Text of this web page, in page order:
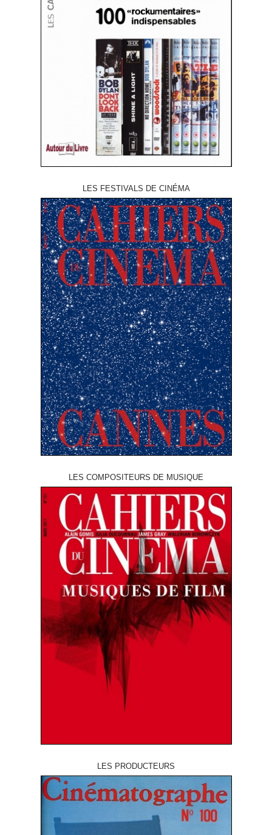
LES FESTIVALS DE CINÉMA
LES COMPOSITEURS DE MUSIQUE
LES PRODUCTEURS